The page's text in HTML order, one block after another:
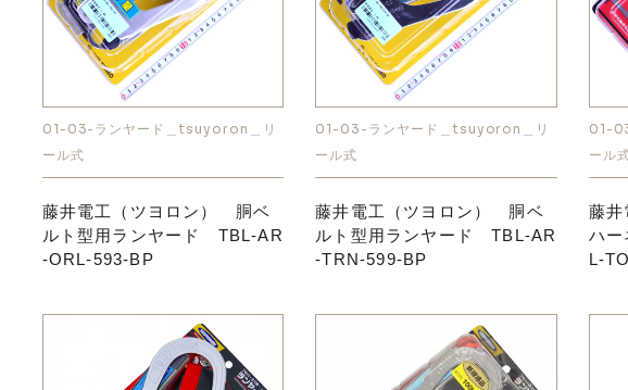
01-03-ランヤード＿tsuyoron＿リ
ール式
藤井電工（ツヨロン） 胴ベ
ルト型用ランヤード TBL-AR
-ORL-593-BP
01-03-ランヤード＿tsuyoron＿リ
ール式
藤井電工（ツヨロン） 胴ベ
ルト型用ランヤード TBL-AR
-TRN-599-BP
01-
ール
藤
ハ
L-